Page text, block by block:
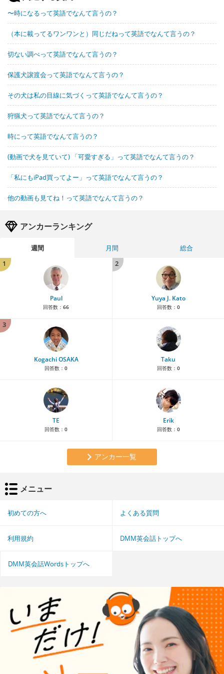
〜時になるって英語でなんて言うの？
（本に載ってるワンワンと）同じだねって英語でなんて言うの？
切ない調べって英語でなんて言うの？
保護犬譲渡会って英語でなんて言うの？
その犬は私の目線に気づくって英語でなんて言うの？
狩猟犬って英語でなんて言うの？
時にって英語でなんて言うの？
(動画で犬を見ていて) 「可愛すぎる」って英語でなんて言うの？
「私にもiPad買ってよー」って英語でなんて言うの？
他の動画も見てね！って英語でなんて言うの？
アンカーランキング
週間 月間
総合
1
Paul
回答数： 66
2
Yuya J. Kato
回答数： 0
3
Kogachi OSAKA
回答数： 0
Taku
回答数： 0
TE
回答数： 0
Erik
回答数： 0
アンカー一覧
メニュー
初めての方へ よくある質問
利用規約 DMM英会話トップへ
DMM英会話Wordsトップへ